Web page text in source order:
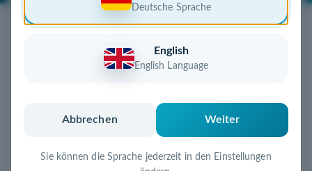
Deutsche Sprache
English
English Language
Abbrechen Weiter
Sie können die Sprache jederzeit in den Einstellungen
Jetzt diese Wunschdomain
Diese Domain könnte schon bald Ihnen gehören!
Schnell, sicher und unkompliziert zur eigenen